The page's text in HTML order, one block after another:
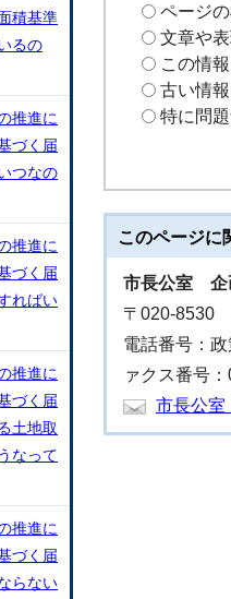
ページ
文章や
この情
古い情
特に問
このページに
市長公室 企
〒020-8530
電話番号：
ァクス番号
市長公室
積基準
るの
推進に
づく届
つなの
推進に
づく届
ればい
推進に
づく届
土地取
なって
推進に
づく届
らない